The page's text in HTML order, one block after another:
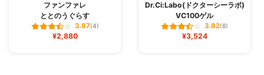
ファンファレ
ととのうぐらす
3.87(4)
¥2,880
Dr.Ci:Labo(ドクターシーラボ)
VC100ゲル
3.82(8)
¥3,524